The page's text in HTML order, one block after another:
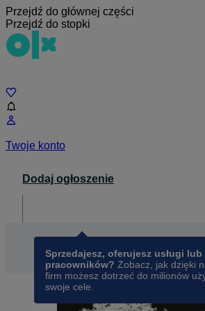
Przejdź do głównej części
Przejdź do stopki
Twoje konto
Dodaj ogłoszenie
Sprzedajesz, oferujesz usługi
pracowników? Zobacz, jak dzięki
firm możesz dotrzeć do milionów
swoje cele.